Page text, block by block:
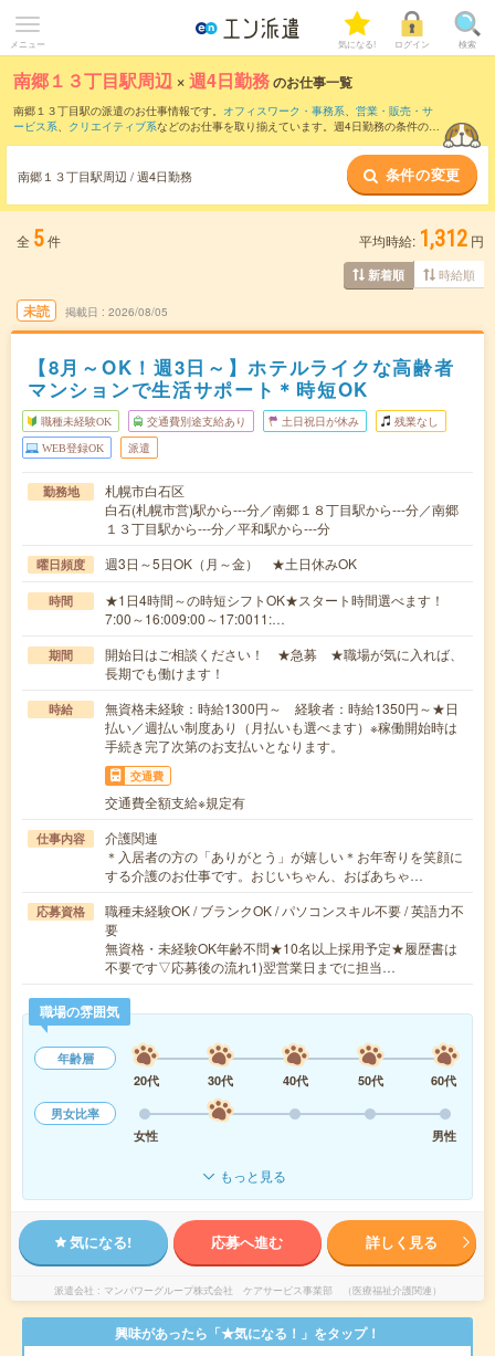
メニュー 気になる! ログイン 検索
南郷１３丁目駅周辺 ×週4日勤務のお仕事一覧
南郷１３丁目駅の派遣のお仕事情報です。 オフィスワーク・事務系、 営業・販売・サ
ービス系、 クリエイティブ系などのお仕事を取り揃えています。週4日勤務の条件の他
南郷１３丁目駅周辺 / 週4日勤務 条件の変更
全 5件 平均時給: 1,312 円
新着順 時給順
未読 掲載日 2026/08/05
【8月～OK！週3日～】ホテルライクな高齢者
マンションで生活サポート＊時短OK
職種未経験OK 交通費別途支給あり 土日祝日が休み 残業なし
WEB登録OK 派遣
勤務地
札幌市白石区
白石(札幌市営)駅から---分／南郷１８丁目駅から---分／南郷
１３丁目駅から---分／平和駅から---分
曜日頻度 週3日～5日OK（月～金） ★土日休みOK
時間
★1日4時間～の時短シフトOK★スタート時間選べます！
7:00～16:009:00～17:0011:…
期間
開始日はご相談ください！ ★急募 ★職場が気に入れば、
長期でも働けます！
時給
無資格未経験：時給1300円～ 経験者：時給1350円～★日
払い／週払い制度あり（月払いも選べます）※稼働開始時は
手続き完了次第のお支払いとなります。
交通費
交通費全額支給※規定有
仕事内容
介護関連
＊入居者の方の「ありがとう」が嬉しい＊お年寄りを笑顔に
する介護のお仕事です。おじいちゃん、おばあちゃ…
応募資格
職種未経験OK / ブランクOK / パソコンスキル不要 / 英語力不
要
無資格・未経験OK年齢不問★10名以上採用予定★履歴書は
不要です▽応募後の流れ1)翌営業日までに担当…
職場の雰囲気
年齢層
20代
30代 40代 50代
60代
男女比率
女性
男性
もっと見る
気になる! 応募へ進む 詳しく見る
派遣会社 マンパワーグループ株式会社 ケアサービス事業部 （医療福祉介護関連）
興味があったら「★気になる！」をタップ！